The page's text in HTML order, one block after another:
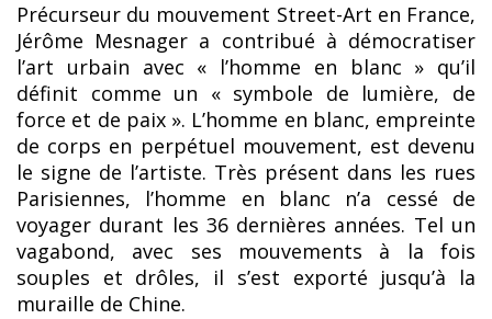
Précurseur du mouvement Street-Art en France,
Jérôme Mesnager a contribué à démocratiser
l’art urbain avec « l’homme en blanc » qu’il
définit comme un « symbole de lumière, de
force et de paix ». L’homme en blanc, empreinte
de corps en perpétuel mouvement, est devenu
le signe de l’artiste. Très présent dans les rues
Parisiennes, l’homme en blanc n’a cessé de
voyager durant les 36 dernières années. Tel un
vagabond, avec ses mouvements à la fois
souples et drôles, il s’est exporté jusqu’à la
muraille de Chine.